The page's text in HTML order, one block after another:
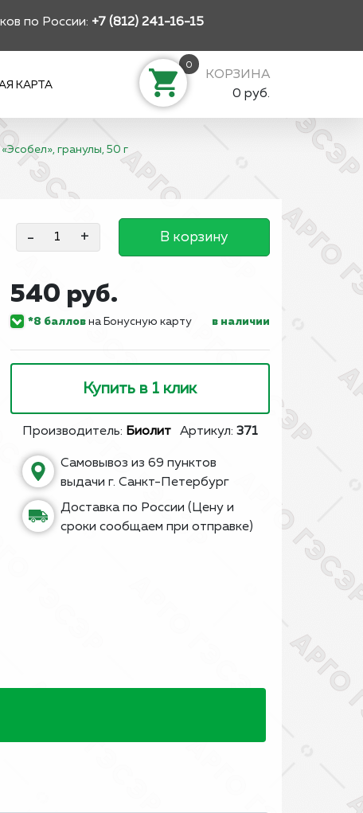
по России: +7 (812) 241-16-15
КАРТА
0
КОРЗИНА
0 руб.
гранулы, 50 г
- + В корзину
540 руб.
*8 балловна Бонусную карту в наличии
Купить в 1 клик
Производитель: Биолит Артикул: 371
Самовывоз из 69 пунктов
выдачи г. Санкт-Петербург
Доставка по России (Цену и
сроки сообщаем при отправке)